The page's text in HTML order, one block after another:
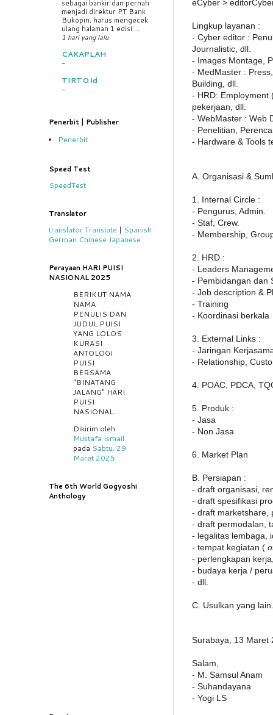
eCyber >
Lingkup layanan :
- Cyber editor :
Journalistic, dll.
- Images Montage,
- MedMaster :
Building, dll.
- HRD: Employment
pekerjaan, dll.
- WebMaster : Web
- Penelitian,
- Hardware & Tools
A. Organisasi &
1. Internal Circle :
- Pengurus, Admin.
- Staf, Crew.
- Membership,
2. HRD :
- Leaders
- Pembidangan dan
- Job description &
- Training
- Koordinasi berkala
3. External Links :
- Jaringan
- Relationship,
4. POAC, PDCA,
5. Produk :
- Jasa
- Non Jasa
6. Market Plan
B. Persiapan :
- draft organisasi,
- draft spesifikasi
- draft marketshare,
- draft permodalan,
- legalitas lembaga,
- tempat kegiatan (
- perlengkapan
- budaya kerja /
- dll.
C. Usulkan yang lain.
Surabaya, 13 Maret
Salam,
- M. Samsul Anam
- Suhandayana
- Yogi LS
sebagai bankir dan pernah
menjadi direktur PT Bank
Bukopin, harus mengecek
ulang halaman 1 edisi ...
1 hari yang lalu
CAKAPLAH
-
TIRTO id
-
Penerbit | Publisher
Penerbit
Speed Test
SpeedTest
Translator
translatorTranslate | Spanish
German Chinese Japanese
Perayaan HARI PUISI
NASIONAL 2025
BERIKUT NAMA
NAMA
PENULIS DAN
JUDUL PUISI
YANG LOLOS
KURASI
ANTOLOGI
PUISI
BERSAMA
"BINATANG
JALANG" HARI
PUISI
NASIONAL...
Dikirim oleh
Mustafa Ismail
pada Sabtu, 29
Maret 2025
The 6th World Gogyoshi
Anthology